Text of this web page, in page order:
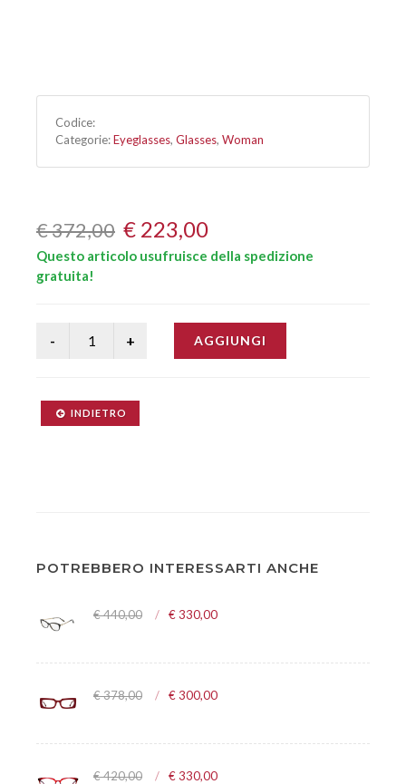
Codice:
Categorie:Eyeglasses, Glasses, Woman
€ 372,00 € 223,00
Questo articolo usufruisce della spedizione
gratuita!
AGGIUNGI
INDIETRO
POTREBBERO INTERESSARTI ANCHE
€ 440,00 € 330,00
€ 378,00 € 300,00
€ 420,00 € 330,00